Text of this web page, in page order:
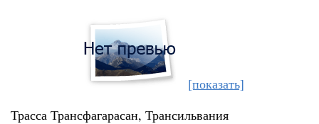
[показать]
Трасса Трансфагарасан, Трансильвания